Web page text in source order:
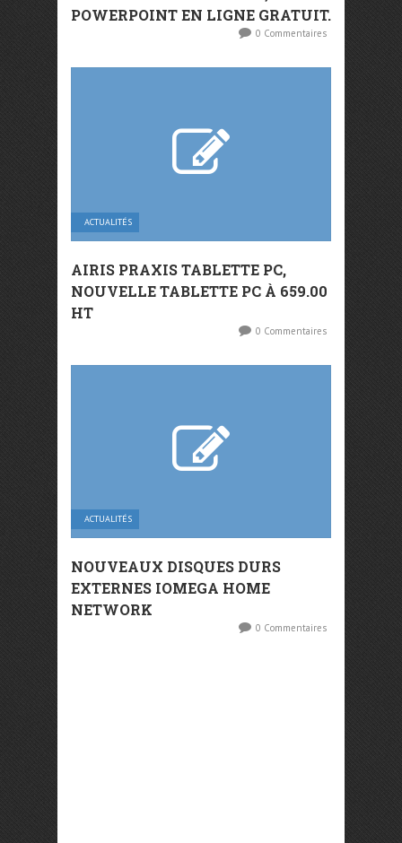
POWERPOINT EN LIGNE GRATUIT.
0 Commentaires
ACTUALITÉS
AIRIS PRAXIS TABLETTE PC,
NOUVELLE TABLETTE PC À 659.00
HT
0 Commentaires
ACTUALITÉS
NOUVEAUX DISQUES DURS
EXTERNES IOMEGA HOME
NETWORK
0 Commentaires